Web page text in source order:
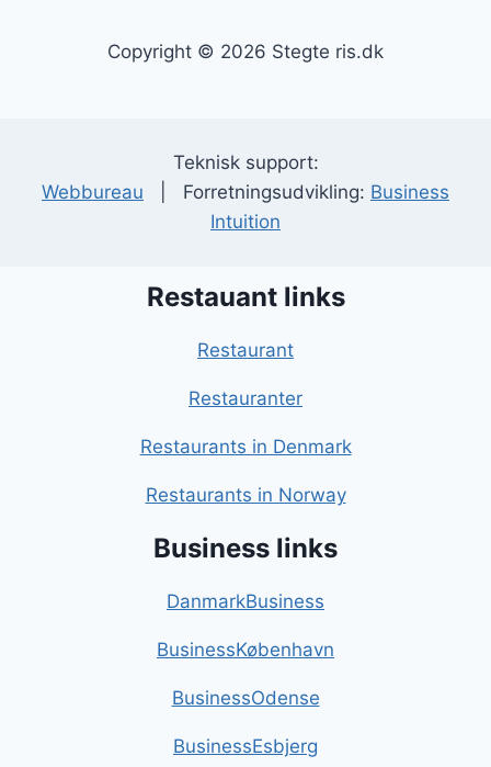
Copyright © 2026 Stegte ris.dk
Teknisk support:
Webbureau | Forretningsudvikling: Business
Intuition
Restauant links
Restaurant
Restauranter
Restaurants in Denmark
Restaurants in Norway
Business links
DanmarkBusiness
BusinessKøbenhavn
BusinessOdense
BusinessEsbjerg